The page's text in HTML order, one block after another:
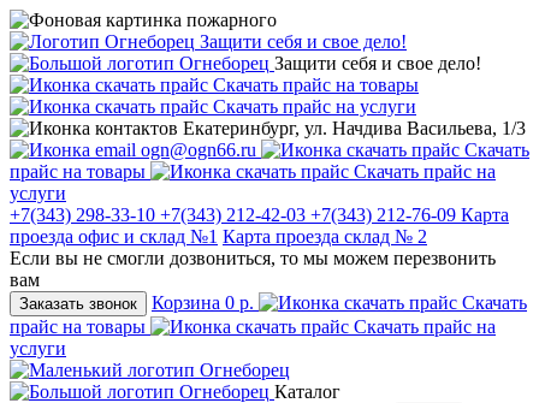
Защити себя и свое дело!
Защити себя и свое дело!
Скачать прайс на товары
Скачать прайс на услуги
Екатеринбург, ул. Начдива Васильева, 1/3
ogn@ogn66.ru
Скачать
прайс на товары
Скачать прайс на
услуги
+7(343) 298-33-10 +7(343) 212-42-03 +7(343) 212-76-09 Карта
проезда офис и склад №1 Карта проезда склад № 2
Если вы не смогли дозвониться, то мы можем перезвонить
вам
Заказать звонок Корзина 0 р.
Скачать
прайс на товары
Скачать прайс на
услуги
Каталог